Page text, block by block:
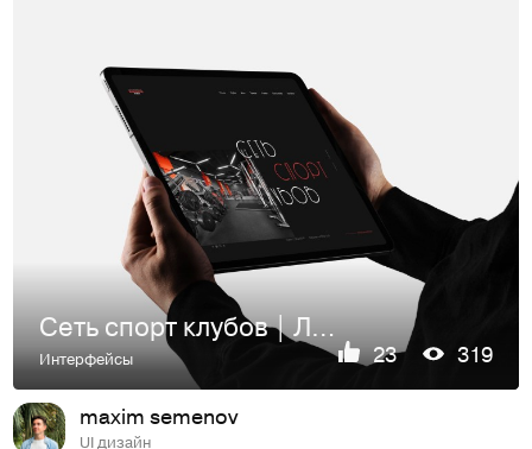
Сеть спорт клубов | Лендинг
Интерфейсы 23 319
maxim semenov
UI дизайн